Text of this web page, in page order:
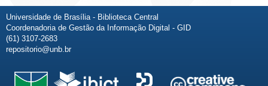
Universidade de Brasília - Biblioteca Central
Coordenadoria de Gestão da Informação Digital - GID
(61) 3107-2683
repositorio@unb.br